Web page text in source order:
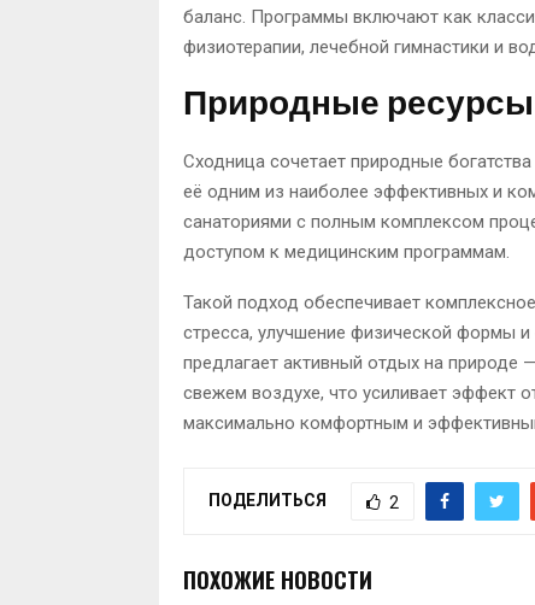
баланс. Программы включают как
физиотерапии, лечебной гимнастики и
Природные
Сходница сочетает природные
её одним из наиболее эффективных и
санаториями с полным комплексом
доступом к медицинским программам.
Такой подход обеспечивает
стресса, улучшение физической формы
предлагает активный отдых на природе
свежем воздухе, что усиливает эффект
максимально комфортным и
ПОДЕЛИТЬСЯ 2
ПОХОЖИЕ НОВОСТИ